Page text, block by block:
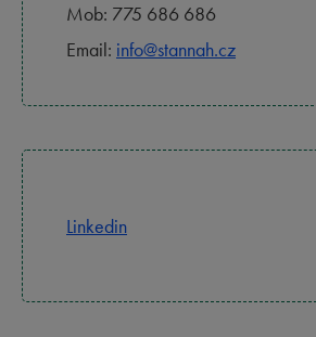
Mob: 775 686 686
Email: info@stannah.cz
Linkedin